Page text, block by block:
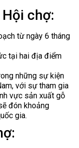
chợ:
từ ngày 6 tháng
tại hai địa điểm
những sự kiện
với sự tham gia
vực sản xuất gỗ
đón khoảng
gia.